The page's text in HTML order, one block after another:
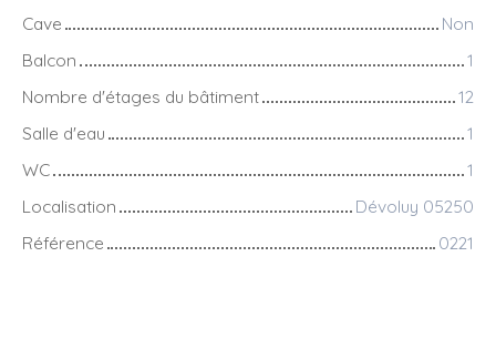
Cave
Non
Balcon
1
Nombre d'étages du bâtiment
12
Salle d'eau
1
WC
1
Localisation
Dévoluy 05250
Référence
0221